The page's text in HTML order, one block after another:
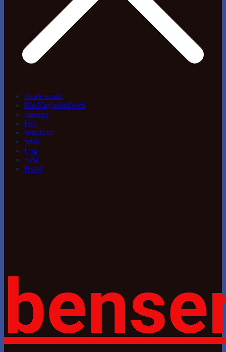
Om/kontakt
Blå Flag/wind/web
træning
Foil
Windsurf
Snak
Log
Salg
Hund